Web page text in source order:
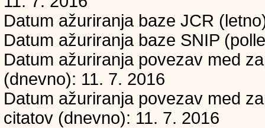
Datum ažuriranja baze JCR
Datum ažuriranja baze SNIP
Datum ažuriranja povezav med
(dnevno): 11. 7. 2016
Datum ažuriranja povezav med
citatov (dnevno): 11. 7. 2016